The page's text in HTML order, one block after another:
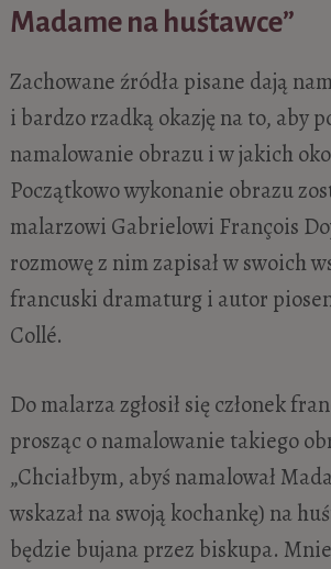
Madame na huśtawce”
Zachowane źródła pisane dają
i bardzo rzadką okazję na to, aby
namalowanie obrazu i w jakich
Początkowo wykonanie obrazu
malarzowi Gabrielowi François
rozmowę z nim zapisał w swoich
francuski dramaturg i autor
Collé.
Do malarza zgłosił się członek
prosząc o namalowanie takiego
„Chciałbym, abyś namalował
wskazał na swoją kochankę) na
będzie bujana przez biskupa.